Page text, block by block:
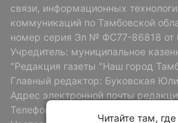
связи, информационных
коммуникаций по Тамбовской
номер серия Эл № ФС77-86818 от
Учредитель: муниципальное
"Редакция газеты "Наш город
Главный редактор: Буковская
Адрес электронной почты
Телефон редакции: +7 (4752) 72-
Читайте там,